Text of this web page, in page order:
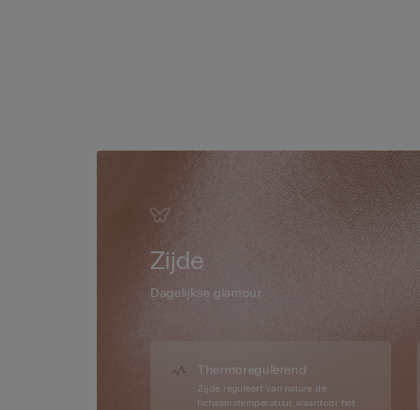
Zijde
Dagelijkse glamour
Thermoregulerend
Zijde reguleert van nature de
lichaamstemperatuur, waardoor het